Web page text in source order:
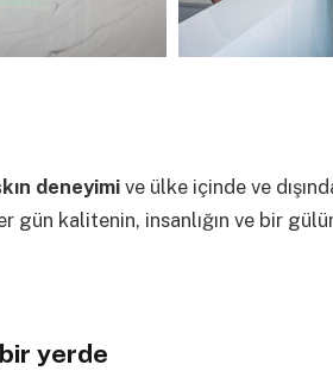
deneyimive ülke içinde ve
gün kalitenin, insanlığın ve bir
yerde